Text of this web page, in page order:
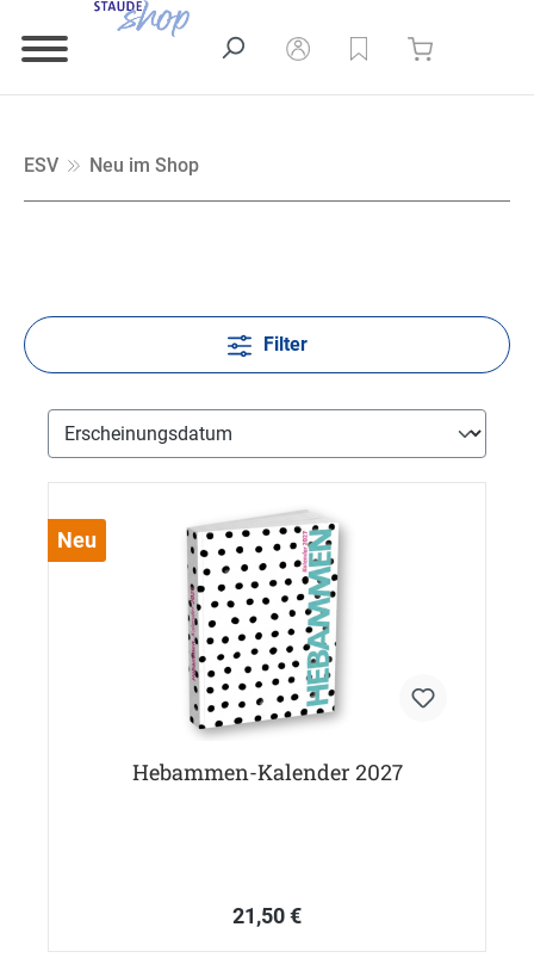
ESV Neu im Shop
Filter
Neu
Hebammen-Kalender 2027
21,50 €